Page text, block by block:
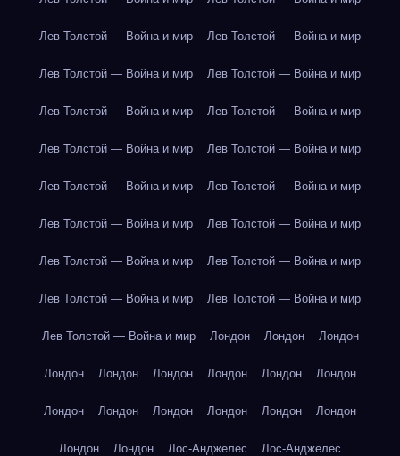
Лев Толстой — Война и мир Лев Толстой — Война и мир
Лев Толстой — Война и мир Лев Толстой — Война и мир
Лев Толстой — Война и мир Лев Толстой — Война и мир
Лев Толстой — Война и мир Лев Толстой — Война и мир
Лев Толстой — Война и мир Лев Толстой — Война и мир
Лев Толстой — Война и мир Лев Толстой — Война и мир
Лев Толстой — Война и мир Лев Толстой — Война и мир
Лев Толстой — Война и мир Лев Толстой — Война и мир
Лев Толстой — Война и мир Лондон Лондон Лондон
Лондон Лондон Лондон Лондон Лондон Лондон
Лондон Лондон Лондон Лондон Лондон Лондон
Лондон Лондон Лос-Анджелес Лос-Анджелес